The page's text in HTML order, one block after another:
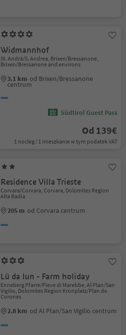
Widmannhof
St. Andrä/S. Andrea, Brixen/Bressanone,
Brixen/Bressanone and environs
3.1 km od Brixen/Bressanone
centrum
Südtirol Guest Pass
Od 139€
1 nocleg / 1 mieszkanie w tym podatek VAT
Residence Villa Trieste
Corvara/Corvara, Corvara, Dolomites Region
Alta Badia
205 m od Corvara centrum
Lü da Iun - Farm holiday
Enneberg Pfarre/Pieve di Marebbe, Al Plan/San
Vigilio, Dolomites Region Kronplatz/Plan de
Corones
2.8 km od Al Plan/San Vigilio centrum